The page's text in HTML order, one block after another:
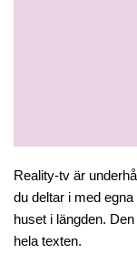
Reality-tv är
du deltar i med
huset i längden.
hela texten.